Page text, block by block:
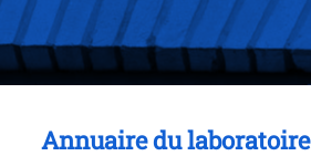
Annuaire du laboratoire